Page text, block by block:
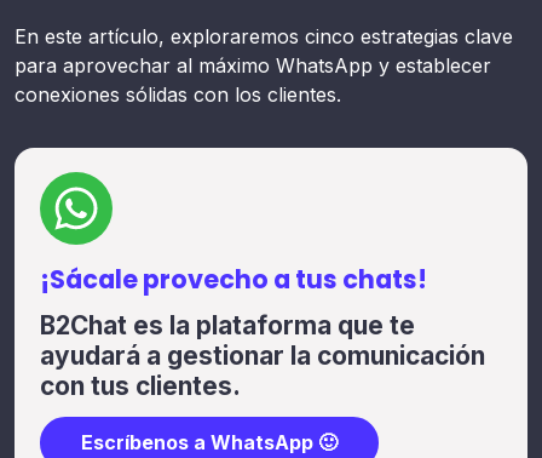
En este artículo, exploraremos cinco estrategias clave
para aprovechar al máximo WhatsApp y establecer
conexiones sólidas con los clientes.
¡Sácale provecho a tus chats!
B2Chat es la plataforma que te
ayudará a gestionar la comunicación
con tus clientes.
Escríbenos a WhatsApp 🙂